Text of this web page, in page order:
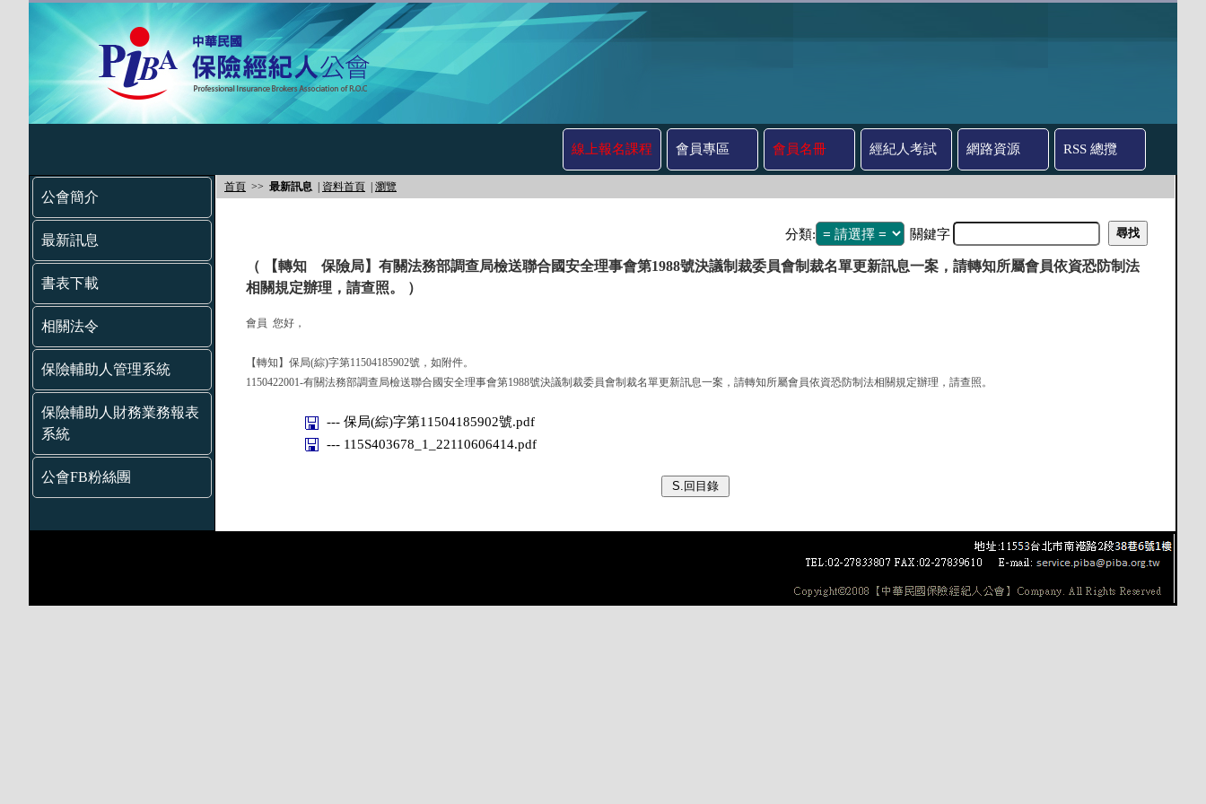
線上報名課程 會員專區 會員名冊 經紀人考試 網路資源 RSS 總攬
公會簡介
最新訊息
書表下載
相關法令
保險輔助人管理系統
保險輔助人財務業務報表
系統
公會FB粉絲團
首頁 >> 最新訊息 資料首頁 瀏覽
分類: 關鍵字
（ 【轉知 保險局】有關法務部調查局檢送聯合國安全理事會第1988號決議制裁委員會制裁名單更新訊息一案，請轉知所屬會員依資恐防制法
相關規定辦理，請查照。 ）
會員 您好，
【轉知】保局(綜)字第11504185902號，如附件。
1150422001-有關法務部調查局檢送聯合國安全理事會第1988號決議制裁委員會制裁名單更新訊息一案，請轉知所屬會員依資恐防制法相關規定辦理，請查照。
--- 保局(綜)字第11504185902號.pdf
--- 115S403678_1_22110606414.pdf